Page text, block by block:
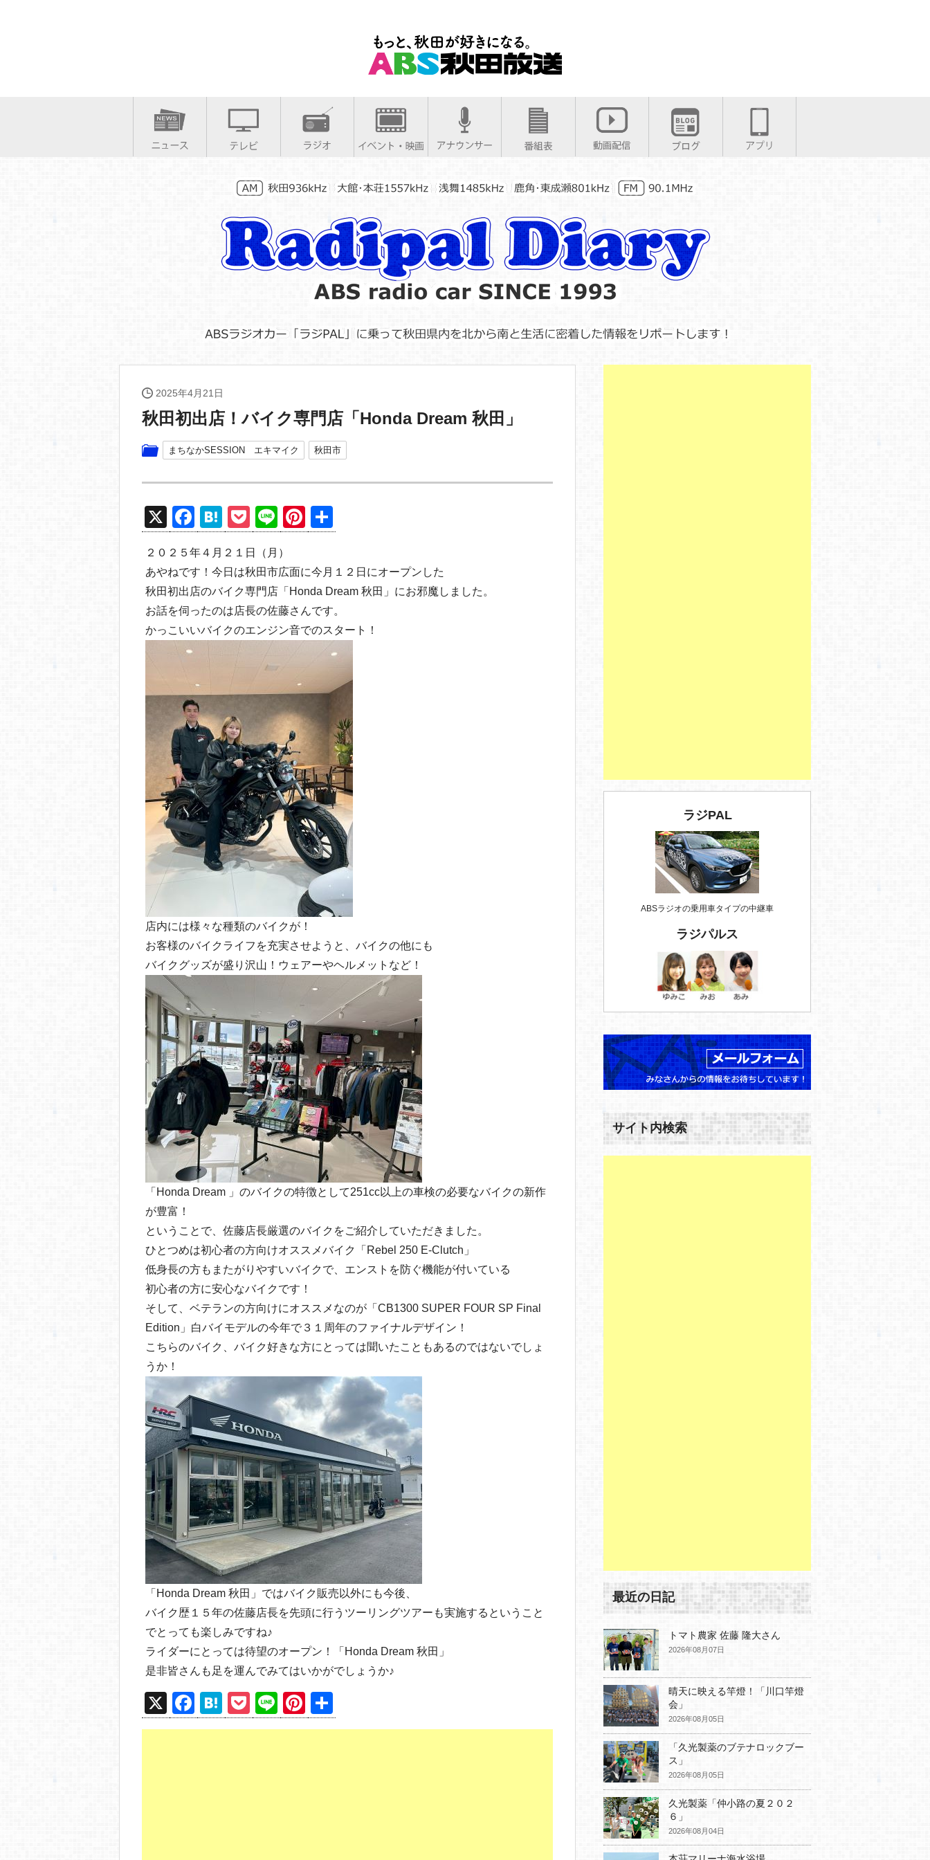
2025年4月21日
秋田初出店！バイク専門店「Honda Dream 秋田」
まちなかSESSION エキマイク 秋田市
X
F
a
c
e
b
o
H
at
e
n
a
P
o
ck
et
Li
n
e
Pi
nt
er
e
st
有
２０２５年４月２１日（月）
あやねです！今日は秋田市広面に今月１２日にオープンした
秋田初出店のバイク専門店「Honda Dream 秋田」にお邪魔しました。
お話を伺ったのは店長の佐藤さんです。
かっこいいバイクのエンジン音でのスタート！
店内には様々な種類のバイクが！
お客様のバイクライフを充実させようと、バイクの他にも
バイクグッズが盛り沢山！ウェアーやヘルメットなど！
「Honda Dream 」のバイクの特徴として251cc以上の車検の必要なバイクの新作
が豊富！
ということで、佐藤店長厳選のバイクをご紹介していただきました。
ひとつめは初心者の方向けオススメバイク「Rebel 250 E-Clutch」
低身長の方もまたがりやすいバイクで、エンストを防ぐ機能が付いている
初心者の方に安心なバイクです！
そして、ベテランの方向けにオススメなのが「CB1300 SUPER FOUR SP Final
Edition」白バイモデルの今年で３１周年のファイナルデザイン！
こちらのバイク、バイク好きな方にとっては聞いたこともあるのではないでしょ
うか！
「Honda Dream 秋田」ではバイク販売以外にも今後、
バイク歴１５年の佐藤店長を先頭に行うツーリングツアーも実施するということ
でとっても楽しみですね♪
ライダーにとっては待望のオープン！「Honda Dream 秋田」
是非皆さんも足を運んでみてはいかがでしょうか♪
X
F
a
H
at
P
o
Li
n
Pi
nt 有
ラジPAL
ABSラジオの乗用車タイプの中継車
ラジパルス
サイト内検索
最近の日記
トマト農家 佐藤 隆大さん
2026年08月07日
晴天に映える竿燈！「川口竿燈
会」
2026年08月05日
「久光製薬のブテナロックブー
ス」
2026年08月05日
久光製薬「仲小路の夏２０２
６」
2026年08月04日